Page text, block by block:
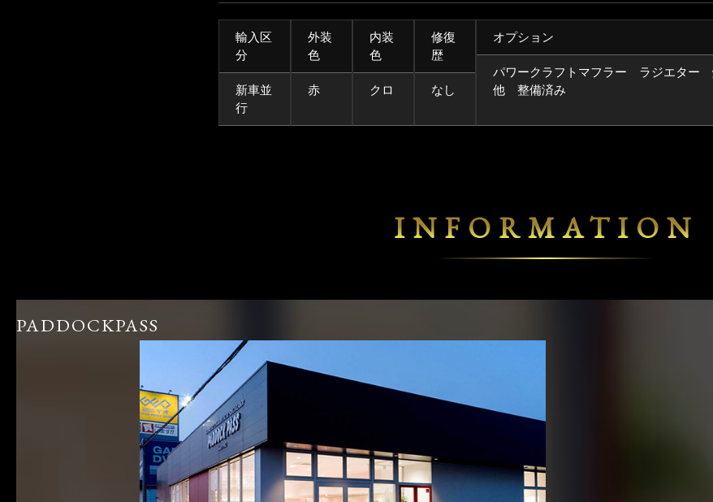
輸入区
分
新車並
行
外装
色
赤
内装
色
クロ
修復
歴
なし
オプション
パワークラフトマフラー ラジエター
他 整備済み
INFORMATION
PADDOCKPASS